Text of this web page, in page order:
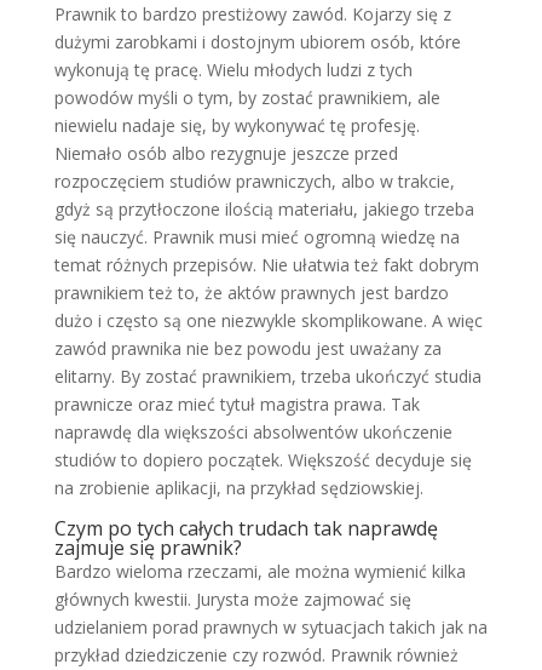
Prawnik to bardzo prestiżowy zawód. Kojarzy się z
dużymi zarobkami i dostojnym ubiorem osób, które
wykonują tę pracę. Wielu młodych ludzi z tych
powodów myśli o tym, by zostać prawnikiem, ale
niewielu nadaje się, by wykonywać tę profesję.
Niemało osób albo rezygnuje jeszcze przed
rozpoczęciem studiów prawniczych, albo w trakcie,
gdyż są przytłoczone ilością materiału, jakiego trzeba
się nauczyć. Prawnik musi mieć ogromną wiedzę na
temat różnych przepisów. Nie ułatwia też fakt dobrym
prawnikiem też to, że aktów prawnych jest bardzo
dużo i często są one niezwykle skomplikowane. A więc
zawód prawnika nie bez powodu jest uważany za
elitarny. By zostać prawnikiem, trzeba ukończyć studia
prawnicze oraz mieć tytuł magistra prawa. Tak
naprawdę dla większości absolwentów ukończenie
studiów to dopiero początek. Większość decyduje się
na zrobienie aplikacji, na przykład sędziowskiej.
Czym po tych całych trudach tak naprawdę
zajmuje się prawnik?
Bardzo wieloma rzeczami, ale można wymienić kilka
głównych kwestii. Jurysta może zajmować się
udzielaniem porad prawnych w sytuacjach takich jak na
przykład dziedziczenie czy rozwód. Prawnik również